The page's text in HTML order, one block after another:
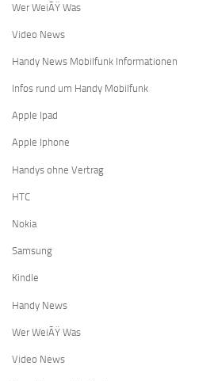
Wer WeiÃŸ Was
Video News
Handy News Mobilfunk Informationen
Infos rund um Handy Mobilfunk
Apple Ipad
Apple Iphone
Handys ohne Vertrag
HTC
Nokia
Samsung
Kindle
Handy News
Wer WeiÃŸ Was
Video News